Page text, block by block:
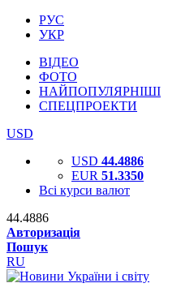
РУС
УКР
ВІДЕО
ФОТО
НАЙПОПУЛЯРНІШІ
СПЕЦПРОЕКТИ
USD
USD 44.4886
EUR 51.3350
Всі курси валют
44.4886
Авторизація
Пошук
RU